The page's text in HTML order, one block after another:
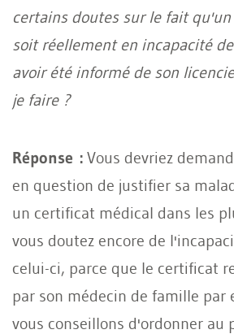
certains doutes sur le fait
soit réellement en incapacité
avoir été informé de son
je faire ?
Réponse : Vous devriez
en question de justifier sa
un certificat médical dans les
vous doutez encore de
celui-ci, parce que le certificat
par son médecin de famille par
vous conseillons d'ordonner au